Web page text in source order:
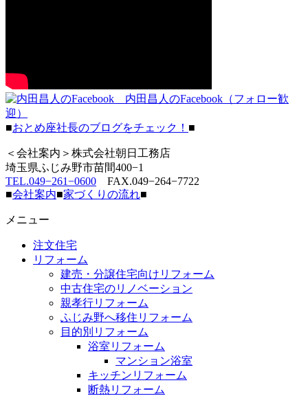
内田昌人のFacebook（フォロー歓
迎）
■おとめ座社長のブログをチェック！ ■
＜会社案内＞株式会社朝日工務店
埼玉県ふじみ野市苗間400−1
TEL.049−261−0600 FAX.049−264−7722
■会社案内■家づくりの流れ■
メニュー
注文住宅
リフォーム
建売・分譲住宅向けリフォーム
中古住宅のリノベーション
親孝行リフォーム
ふじみ野へ移住リフォーム
目的別リフォーム
浴室リフォーム
マンション浴室
キッチンリフォーム
断熱リフォーム